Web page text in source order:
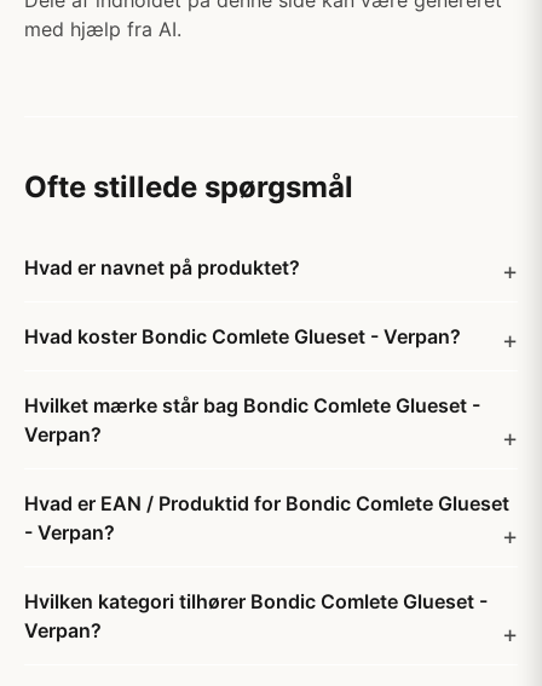
med hjælp fra AI.
Ofte stillede spørgsmål
Hvad er navnet på produktet?
Hvad koster Bondic Comlete Glueset - Verpan?
Hvilket mærke står bag Bondic Comlete Glueset -
Verpan?
Hvad er EAN / Produktid for Bondic Comlete Glueset
- Verpan?
Hvilken kategori tilhører Bondic Comlete Glueset -
Verpan?